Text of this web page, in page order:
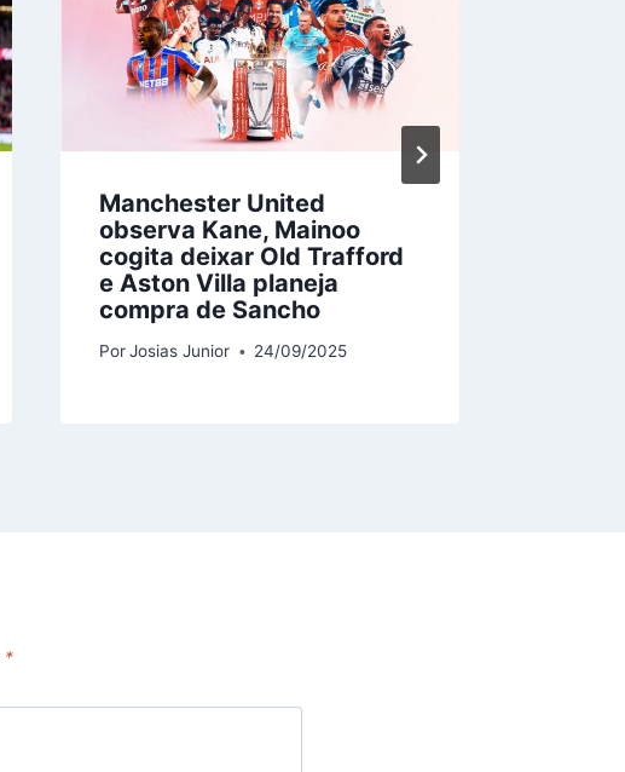
Manchester United
observa Kane, Mainoo
cogita deixar Old Trafford
e Aston Villa planeja
compra de Sancho
Por Josias Junior 24/09/2025
*